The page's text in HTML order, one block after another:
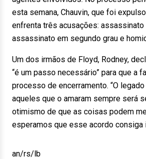
esta semana, Chauvin, que foi
enfrenta três acusações: assassinato
assassinato em segundo grau e
Um dos irmãos de Floyd, Rodney,
“é um passo necessário” para que a
processo de encerramento. “O
aqueles que o amaram sempre será
otimismo de que as coisas podem
esperamos que esse acordo consiga
an/rs/lb